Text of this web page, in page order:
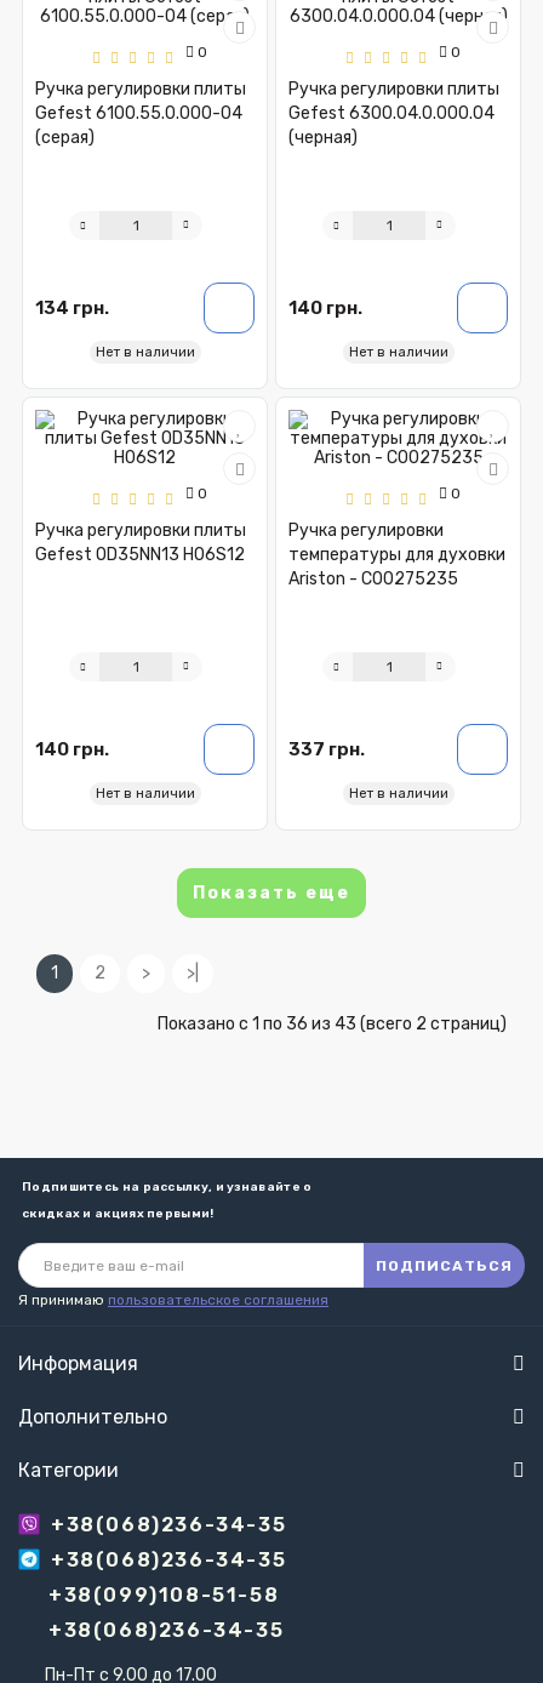
0
Ручка регулировки плиты
Gefest 6100.55.0.000-04
(серая)
134 грн.
Нет в наличии
0
Ручка регулировки плиты
Gefest 6300.04.0.000.04
(черная)
140 грн.
Нет в наличии
0
Ручка регулировки плиты
Gefest OD35NN13 H06S12
140 грн.
Нет в наличии
0
Ручка регулировки
температуры для духовки
Ariston - C00275235
337 грн.
Нет в наличии
Показать еще
1 2 > >|
Показано с 1 по 36 из 43 (всего 2 страниц)
Подпишитесь на рассылку, и узнавайте о
скидках и акциях первыми!
ПОДПИСАТЬСЯ
Я принимаю пользовательское соглашения
Информация
Дополнительно
Категории
+38(068)236-34-35
+38(068)236-34-35
+38(099)108-51-58
+38(068)236-34-35
Пн-Пт с 9.00 до 17.00